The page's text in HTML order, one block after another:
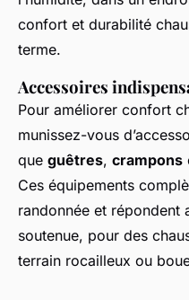
confort et durabilité
terme.
Accessoires
Pour améliorer confort
munissez-vous
que guêtres, crampons
Ces équipements
randonnée et répondent
soutenue, pour des
terrain rocailleux ou